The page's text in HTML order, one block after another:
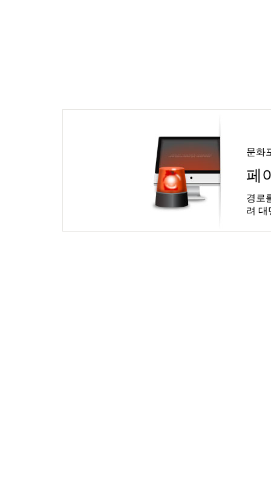
문화
페
경로
려 대